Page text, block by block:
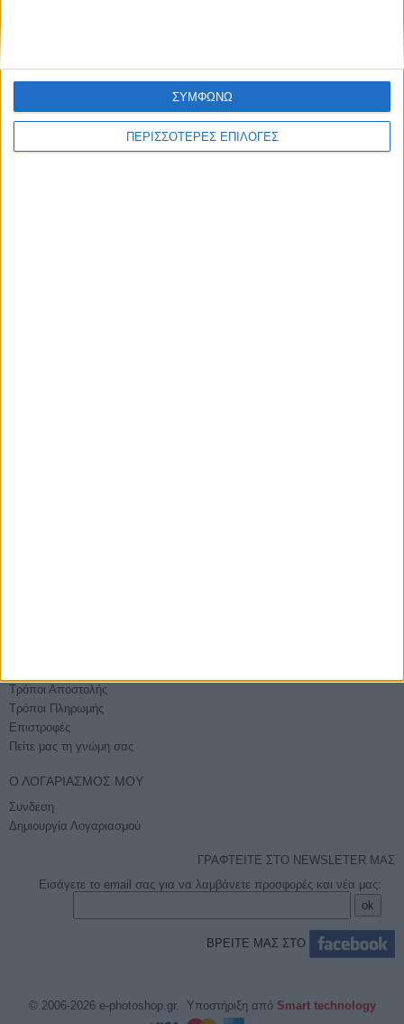
ΠΕΡΙΣΣΟΤΕΡΕΣ ΕΠΙΛΟΓΕΣ
ΣΥΜΦΩΝΩ
Διαχωριστικα Σετ 1-12 Αριθμηση Πλαστικα Black-red
Τρόποι Αποστολής
Τρόποι Πληρωμής
Επιστροφές
Πείτε μας τη γνώμη σας
Ο ΛΟΓΑΡΙΑΣΜΌΣ ΜΟΥ
Συνδεση
Δημιουργία Λογαριασμού
ΓΡΑΦΤΕΙΤΕ ΣΤΟ NEWSLETER ΜΑΣ
Εισάγετε το email σας για να λαμβάνετε προσφορές και νέα μας:
ΒΡΕΙΤΕ ΜΑΣ ΣΤΟ
© 2006-2026 e-photoshop.gr. Υποστήριξη από Smart technology